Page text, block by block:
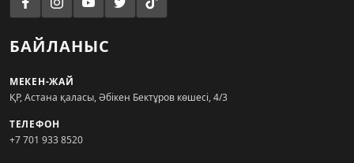
БАЙЛАНЫС
МЕКЕН-ЖАЙ
ҚР, Астана қаласы, Әбікен Бектұров көшесі, 4/3
ТЕЛЕФОН
+7 701 933 8520